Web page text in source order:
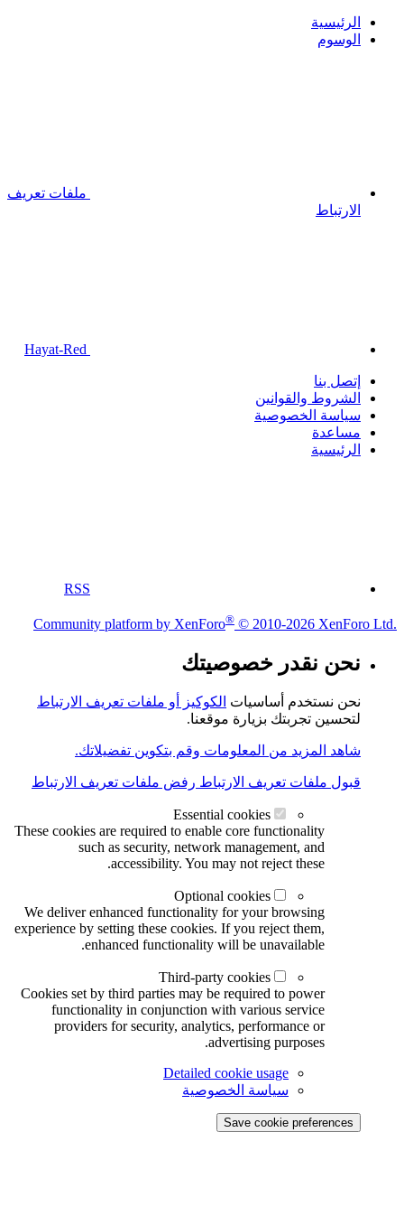
الرئيسية
الوسوم
ملفات تعريف
الارتباط
إتصل بنا
الشروط والقوانين
سياسة الخصوصية
مساعدة
الرئيسية
RSS
Community platform by XenForo® © 2010-2026 XenForo Ltd.
نحن نقدر خصوصيتك
نحن نستخدم أساسيات الكوكيز أو ملفات تعريف الارتباط
لتحسين تجربتك بزيارة موقعنا.
شاهد المزيد من المعلومات وقم بتكوين تفضيلاتك.
قبول ملفات تعريف الارتباط رفض ملفات تعريف الارتباط
Essential cookies
These cookies are required to enable core functionality
such as security, network management, and
accessibility. You may not reject these.
Optional cookies
We deliver enhanced functionality for your browsing
experience by setting these cookies. If you reject them,
enhanced functionality will be unavailable.
Third-party cookies
Cookies set by third parties may be required to power
functionality in conjunction with various service
providers for security, analytics, performance or
advertising purposes.
Detailed cookie usage
سياسة الخصوصية
Save cookie preferences